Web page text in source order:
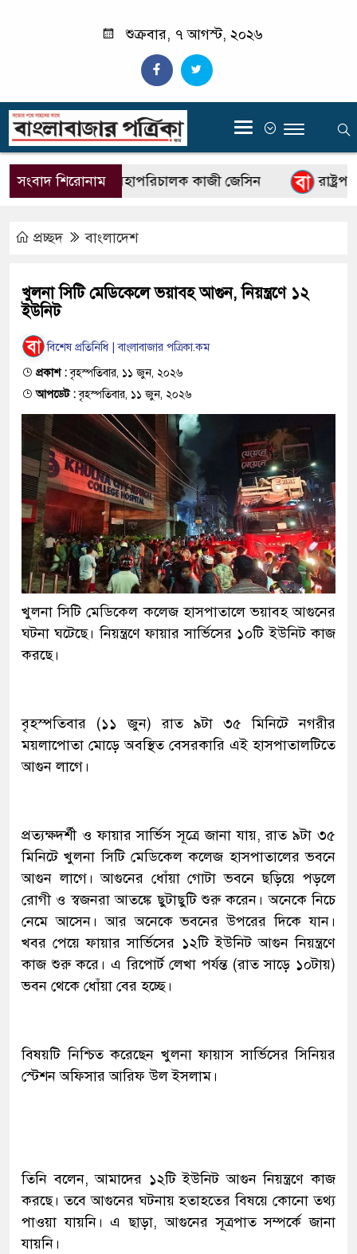
শুক্রবার, ৭ আগস্ট, ২০২৬
‍
সংবাদ শিরোনাম
বিটিভির নতুন মহাপরিচালক কাজী জেসিন রাষ্ট্রপতি
প্রচ্ছদ বাংলাদেশ
খুলনা সিটি মেডিকেলে ভয়াবহ আগুন, নিয়ন্ত্রণে ১২
ইউনিট
বিশেষ প্রতিনিধি | বাংলাবাজার পত্রিকা.কম
প্রকাশ :বৃহস্পতিবার, ১১ জুন, ২০২৬
আপডেট :বৃহস্পতিবার, ১১ জুন, ২০২৬
খুলনা সিটি মেডিকেল কলেজ হাসপাতালে ভয়াবহ আগুনের
ঘটনা ঘটেছে। নিয়ন্ত্রণে ফায়ার সার্ভিসের ১০টি ইউনিট কাজ
করছে।
বৃহস্পতিবার (১১ জুন) রাত ৯টা ৩৫ মিনিটে নগরীর
ময়লাপোতা মোড়ে অবস্থিত বেসরকারি এই হাসপাতালটিতে
আগুন লাগে।
প্রত্যক্ষদর্শী ও ফায়ার সার্ভিস সূত্রে জানা যায়, রাত ৯টা ৩৫
মিনিটে খুলনা সিটি মেডিকেল কলেজ হাসপাতালের ভবনে
আগুন লাগে। আগুনের ধোঁয়া গোটা ভবনে ছড়িয়ে পড়লে
রোগী ও স্বজনরা আতঙ্কে ছুটাছুটি শুরু করেন। অনেকে নিচে
নেমে আসেন। আর অনেকে ভবনের উপরের দিকে যান।
খবর পেয়ে ফায়ার সার্ভিসের ১২টি ইউনিট আগুন নিয়ন্ত্রণে
কাজ শুরু করে। এ রিপোর্ট লেখা পর্যন্ত (রাত সাড়ে ১০টায়)
ভবন থেকে ধোঁয়া বের হচ্ছে।
বিষয়টি নিশ্চিত করেছেন খুলনা ফায়াস সার্ভিসের সিনিয়র
স্টেশন অফিসার আরিফ উল ইসলাম।
তিনি বলেন, আমাদের ১২টি ইউনিট আগুন নিয়ন্ত্রণে কাজ
করছে। তবে আগুনের ঘটনায় হতাহতের বিষয়ে কোনো তথ্য
পাওয়া যায়নি। এ ছাড়া, আগুনের সূত্রপাত সম্পর্কে জানা
যায়নি।